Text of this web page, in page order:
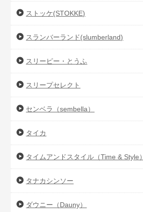
ストッケ(STOKKE)
スランバーランド(slumberland)
スリーピー・とうふ
スリープセレクト
センベラ（sembella）
タイカ
タイムアンドスタイル（Time & Style）
タナカシンソー
ダウニー（Dauny）